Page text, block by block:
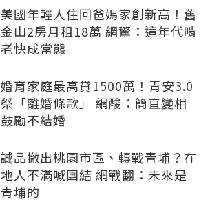
美國年輕人住回爸媽家創新高！舊
金山2房月租18萬 網驚：這年代啃
老快成常態
婚育家庭最高貸1500萬！青安3.0
祭「離婚條款」 網酸：簡直變相
鼓勵不結婚
誠品撤出桃園市區、轉戰青埔？在
地人不滿喊團結 網戰翻：未來是
青埔的